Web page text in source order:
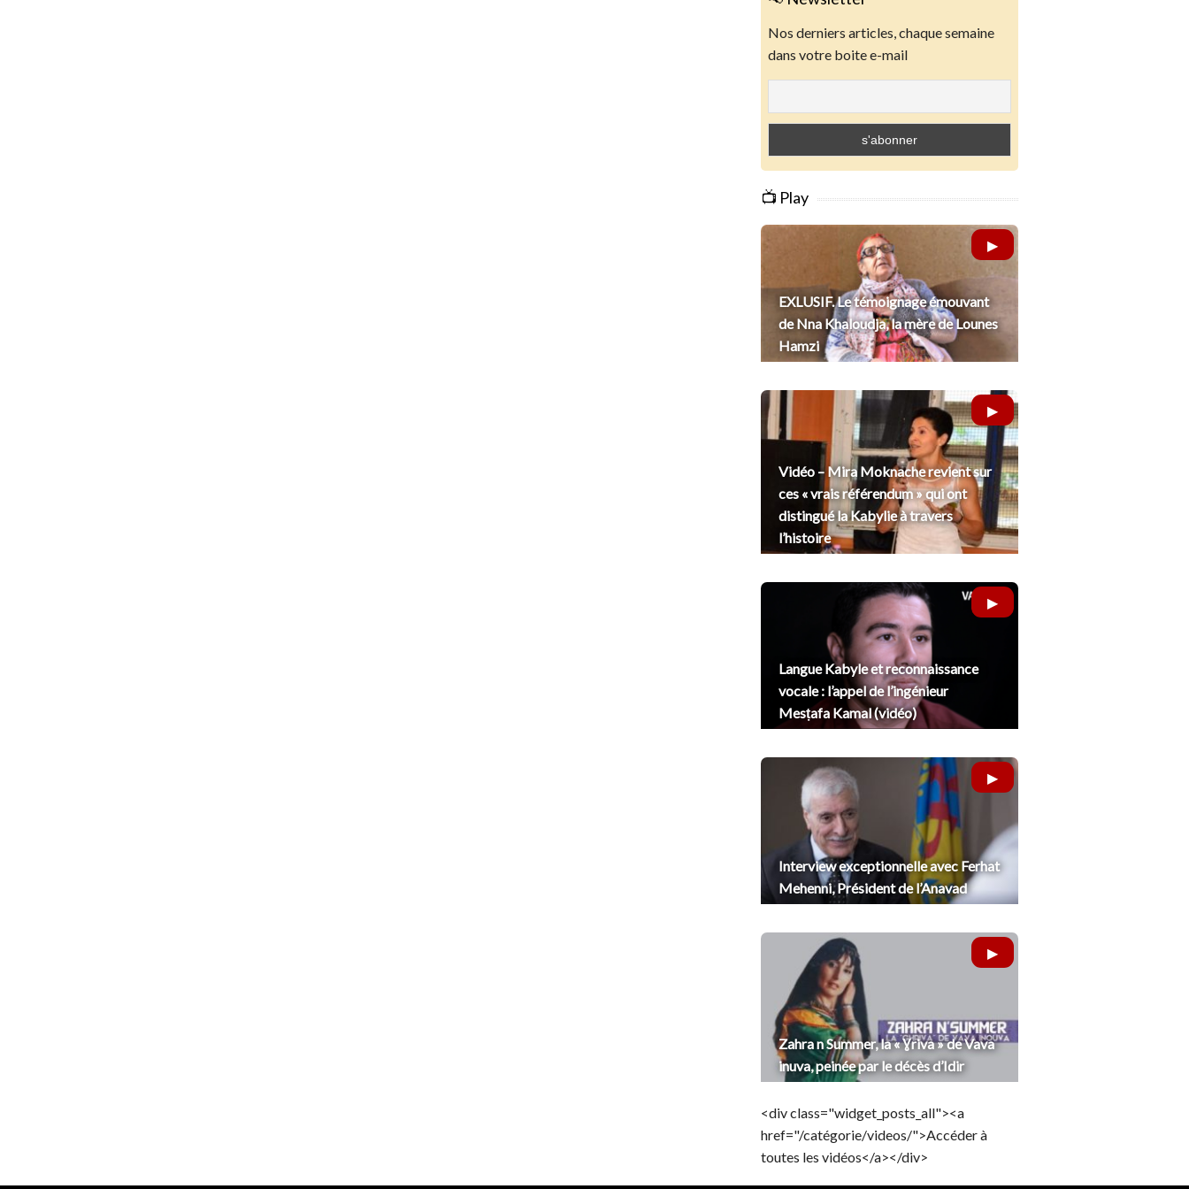
Nos derniers articles, chaque semaine
dans votre boite e-mail
📺 Play
EXLUSIF. Le témoignage émouvant
de Nna Khaloudja, la mère de Lounes
Hamzi
Vidéo – Mira Moknache revient sur
ces « vrais référendum » qui ont
distingué la Kabylie à travers
l’histoire
Langue Kabyle et reconnaissance
vocale : l’appel de l’ingénieur
Mesṭafa Kamal (vidéo)
Interview exceptionnelle avec Ferhat
Mehenni, Président de l’Anavad
Zahra n Summer, la « Ɣriva » de Vava
inuva, peinée par le décès d’Idir
<div class="widget_posts_all"><a
href="/catégorie/videos/">Accéder à
toutes les vidéos</a></div>